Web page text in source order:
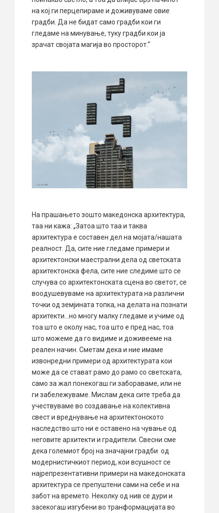
на кој ги перцепираме и доживуваме овие
градби. Да не бидат само градби кои ги
гледаме на минување, туку градби кои ја
зрачат својата магија во просторот.“
На прашањето зошто македонска архитектура,
таа ни кажа: „Затоа што таа и таква
архитектура е составен дел на мојата/нашата
реалност. Да, сите ние гледаме примери и
архитектонски маестрални дела од светската
архитектонска фела, сите ние следиме што се
случува со архитектонската сцена во светот, се
воодушевуваме на архитектурата на различни
точки од земјината топка, на делата на познати
архитекти…но многу малку гледаме и учиме од
тоа што е околу нас, тоа што е пред нас, тоа
што можеме да го видиме и доживееме на
реален начин. Сметам дека и ние имаме
извонредни примери од архитектурата кои
може да се стават рамо до рамо со светската,
само за жал понекогаш ги забораваме, или не
ги забележуваме. Мислам дека сите треба да
учествуваме во создавање на колективна
свест и вреднување на архитектонското
наследство што ни е оставено на чување од
неговите архитекти и градители. Свесни сме
дека големиот број на значајни градби од
модернистичкиот период, кои всушност се
најрепрезентативни примери на македонската
архитектура се препуштени сами на себе и на
забот на времето. Неколку од нив се дури и
засекогаш изгубени во транформацијата во